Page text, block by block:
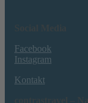
Facebook
Instagram
Kontakt